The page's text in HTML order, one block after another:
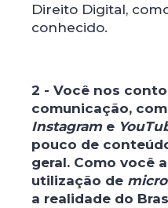
Direito Digital,
conhecido.
2 - Você nos
comunicação,
Instagrame
pouco de
geral. Como você
utilização de
a realidade do